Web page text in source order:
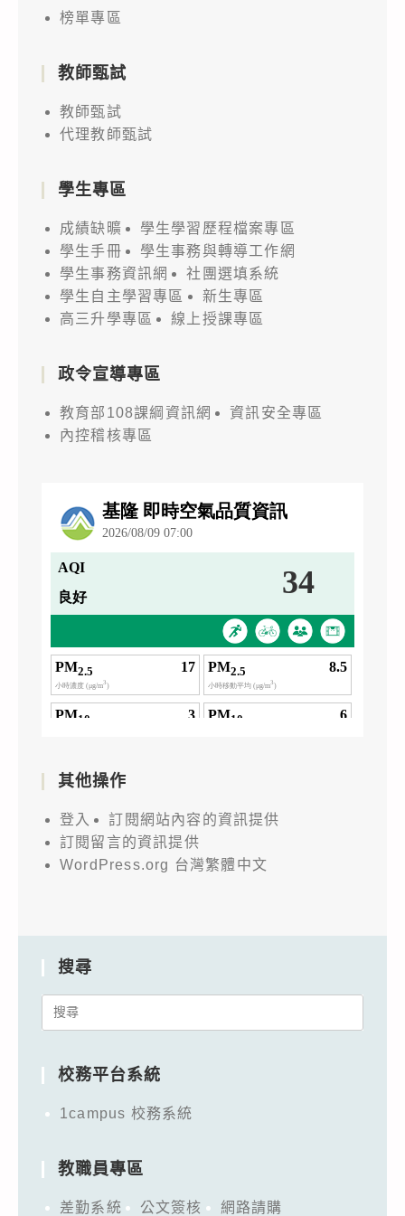
榜單專區
教師甄試
教師甄試
代理教師甄試
學生專區
成績缺曠
學生學習歷程檔案專區
學生手冊
學生事務與轉導工作網
學生事務資訊網
社團選填系統
學生自主學習專區
新生專區
高三升學專區
線上授課專區
政令宣導專區
教育部108課綱資訊網
資訊安全專區
內控稽核專區
其他操作
登入
訂閱網站內容的資訊提供
訂閱留言的資訊提供
WordPress.org 台灣繁體中文
搜尋
Search
校務平台系統
1campus 校務系統
教職員專區
差勤系統 公文簽核
網路請購